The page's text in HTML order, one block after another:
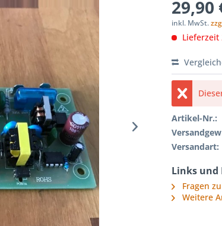
29,90
inkl. MwSt.
Lieferzeit
Artikel-Nr.:
Versandart:
Links und
Fragen
Weitere